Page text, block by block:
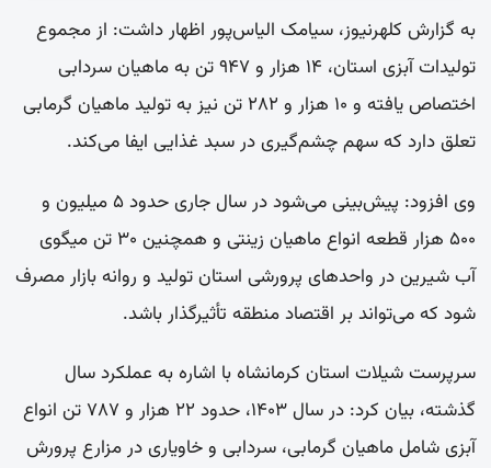
به گزارش کلهرنیوز، سیامک الیاس‌پور اظهار داشت: از مجموع
تولیدات آبزی استان، ۱۴ هزار و ۹۴۷ تن به ماهیان سردابی
اختصاص یافته و ۱۰ هزار و ۲۸۲ تن نیز به تولید ماهیان گرمابی
تعلق دارد که سهم چشم‌گیری در سبد غذایی ایفا می‌کند.
وی افزود: پیش‌بینی می‌شود در سال جاری حدود ۵ میلیون و
۵۰۰ هزار قطعه انواع ماهیان زینتی و همچنین ۳۰ تن میگوی
آب شیرین در واحدهای پرورشی استان تولید و روانه بازار مصرف
شود که می‌تواند بر اقتصاد منطقه تأثیرگذار باشد.
سرپرست شیلات استان کرمانشاه با اشاره به عملکرد سال
گذشته، بیان کرد: در سال ۱۴۰۳، حدود ۲۲ هزار و ۷۸۷ تن انواع
آبزی شامل ماهیان گرمابی، سردابی و خاویاری در مزارع پرورش